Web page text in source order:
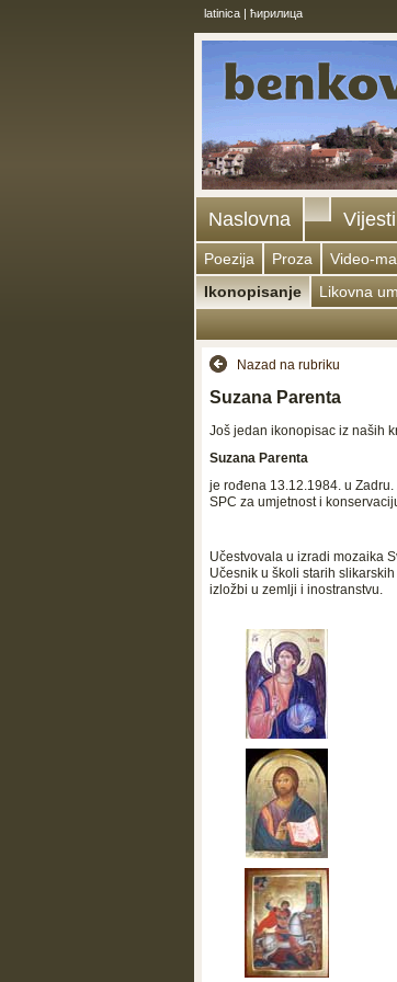
latinica| ћирилица
Naslovna Vijesti
Poezija Proza Video-
Ikonopisanje
Likovna
Nazad na rubriku
Suzana Parenta
Još jedan ikonopisac iz naših
Suzana Parenta
je rođena 13.12.1984. u
SPC za umjetnost i
Učestvovala u izradi mozaika
Učesnik u školi starih
izložbi u zemlji i inostranstvu.